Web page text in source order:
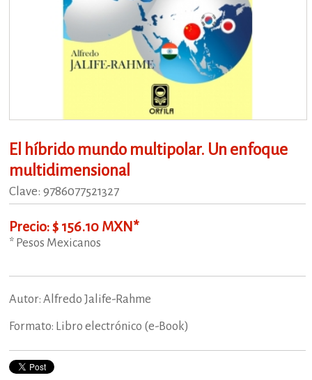
El híbrido mundo multipolar. Un enfoque
multidimensional
Clave: 9786077521327
Precio: $ 156.10 MXN*
* Pesos Mexicanos
Autor: Alfredo Jalife-Rahme
Formato: Libro electrónico (e-Book)